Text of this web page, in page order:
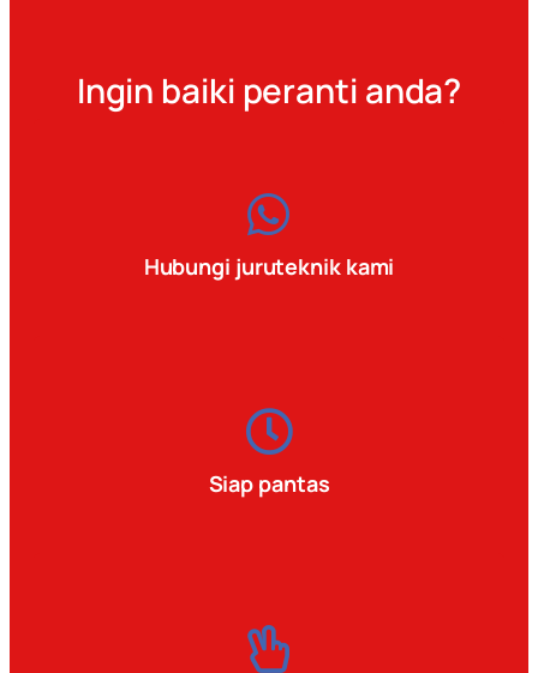
Ingin baiki peranti anda?
Hubungi juruteknik kami
Siap pantas